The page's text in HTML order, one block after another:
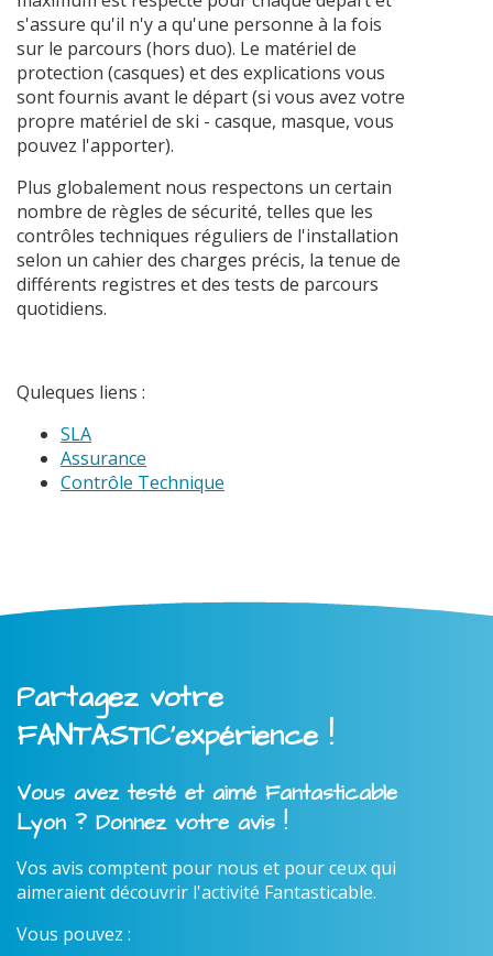
s'assure qu'il n'y a qu'une personne à la fois
sur le parcours (hors duo). Le matériel de
protection (casques) et des explications vous
sont fournis avant le départ (si vous avez votre
propre matériel de ski - casque, masque, vous
pouvez l'apporter).
Plus globalement nous respectons un certain
nombre de règles de sécurité, telles que les
contrôles techniques réguliers de l'installation
selon un cahier des charges précis, la tenue de
différents registres et des tests de parcours
quotidiens.
Quleques liens :
SLA
Assurance
Contrôle Technique
Partagez votre
FANTASTIC'expérience !
Vous avez testé et aimé Fantasticable
Lyon ? Donnez votre avis !
Vos avis comptent pour nous et pour ceux qui
aimeraient découvrir l'activité Fantasticable.
Vous pouvez :